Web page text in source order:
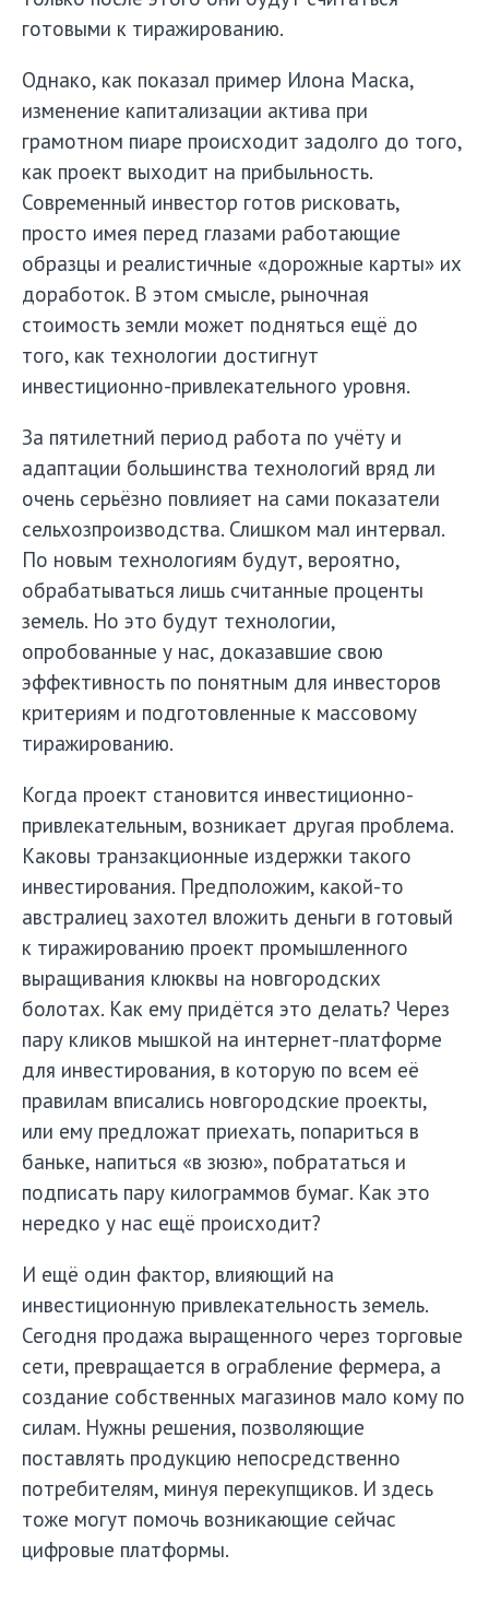
готовыми к тиражированию.
Однако, как показал пример Илона Маска,
изменение капитализации актива при
грамотном пиаре происходит задолго до того,
как проект выходит на прибыльность.
Современный инвестор готов рисковать,
просто имея перед глазами работающие
образцы и реалистичные «дорожные карты» их
доработок. В этом смысле, рыночная
стоимость земли может подняться ещё до
того, как технологии достигнут
инвестиционно-привлекательного уровня.
За пятилетний период работа по учёту и
адаптации большинства технологий вряд ли
очень серьёзно повлияет на сами показатели
сельхозпроизводства. Слишком мал интервал.
По новым технологиям будут, вероятно,
обрабатываться лишь считанные проценты
земель. Но это будут технологии,
опробованные у нас, доказавшие свою
эффективность по понятным для инвесторов
критериям и подготовленные к массовому
тиражированию.
Когда проект становится инвестиционно-
привлекательным, возникает другая проблема.
Каковы транзакционные издержки такого
инвестирования. Предположим, какой-то
австралиец захотел вложить деньги в готовый
к тиражированию проект промышленного
выращивания клюквы на новгородских
болотах. Как ему придётся это делать? Через
пару кликов мышкой на интернет-платформе
для инвестирования, в которую по всем её
правилам вписались новгородские проекты,
или ему предложат приехать, попариться в
баньке, напиться «в зюзю», побрататься и
подписать пару килограммов бумаг. Как это
нередко у нас ещё происходит?
И ещё один фактор, влияющий на
инвестиционную привлекательность земель.
Сегодня продажа выращенного через торговые
сети, превращается в ограбление фермера, а
создание собственных магазинов мало кому по
силам. Нужны решения, позволяющие
поставлять продукцию непосредственно
потребителям, минуя перекупщиков. И здесь
тоже могут помочь возникающие сейчас
цифровые платформы.